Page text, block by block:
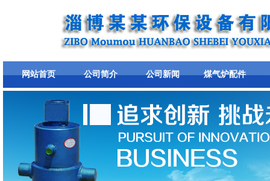
网站首页 公司简介 公司新闻 煤气炉配件